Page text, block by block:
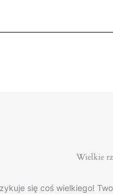
Wielkie
się coś wielkiego!